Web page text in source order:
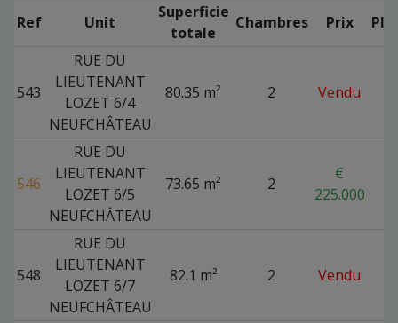
Ref Unit
Superficie
totale
Chambres Prix
543
RUE DU
LIEUTENANT
LOZET 6/4
NEUFCHÂTEAU
80.35 m² 2 Vendu
546
RUE DU
LIEUTENANT
LOZET 6/5
NEUFCHÂTEAU
73.65 m² 2
€
225.000
548
RUE DU
LIEUTENANT
LOZET 6/7
NEUFCHÂTEAU
82.1 m² 2 Vendu